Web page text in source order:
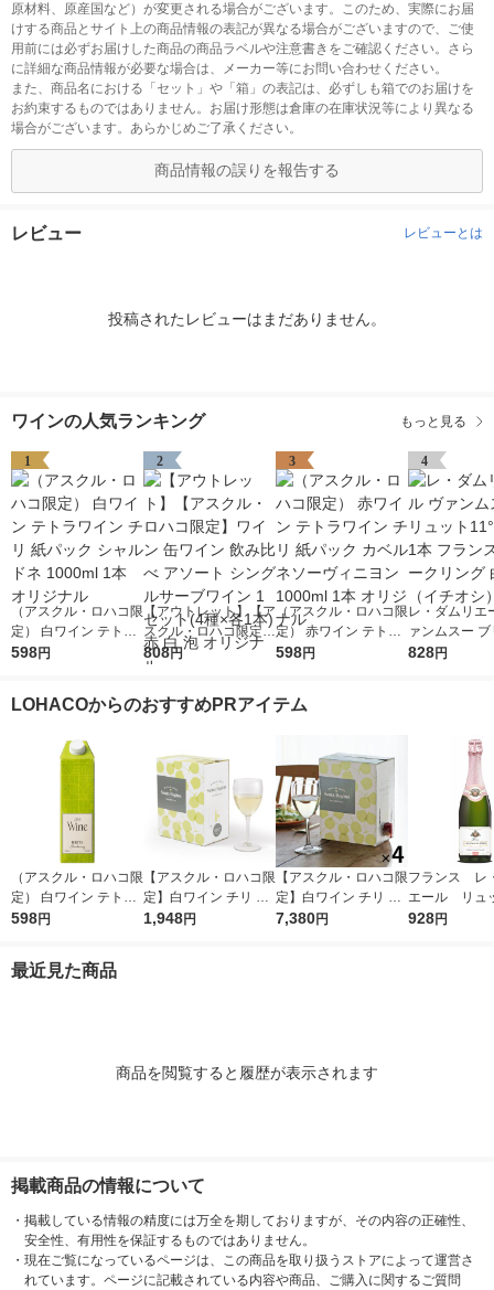
原材料、原産国など）が変更される場合がございます。このため、実際にお届
けする商品とサイト上の商品情報の表記が異なる場合がございますので、ご使
用前には必ずお届けした商品の商品ラベルや注意書きをご確認ください。さら
に詳細な商品情報が必要な場合は、メーカー等にお問い合わせください。
また、商品名における「セット」や「箱」の表記は、必ずしも箱でのお届けを
お約束するものではありません。お届け形態は倉庫の在庫状況等により異なる
場合がございます。あらかじめご了承ください。
商品情報の誤りを報告する
レビュー レビューとは
投稿されたレビューはまだありません。
ワインの人気ランキング もっと見る
1
（アスクル・ロハコ限
定） 白ワイン テトラ
ワイン チリ 紙パック
598円
2
【アウトレット】【ア
スクル・ロハコ限定】
ワイン 缶ワイン 飲み
ト(4種×各1本) 赤 白
808円
3
（アスクル・ロハコ限
定） 赤ワイン テトラ
ワイン チリ 紙パック
ナル
598円
4
レ・ダムリエ
ァンムスー
ト11°750ml 1
828円
LOHACOからのおすすめPRアイテム
（アスクル・ロハコ限
定） 白ワイン テトラ
ワイン チリ 紙パック
598円
【アスクル・ロハコ限
定】白ワイン チリ サ
ンタ レジーナ BIB シ
1,948円
【アスクル・ロハコ限
定】白ワイン チリ サ
ンタ レジーナ BIB シ
7,380円
フランス レ
エール リュ
スパークリン
928円
最近見た商品
商品を閲覧すると履歴が表示されます
掲載商品の情報について
・ 掲載している情報の精度には万全を期しておりますが、その内容の正確性、
安全性、有用性を保証するものではありません。
・ 現在ご覧になっているページは、この商品を取り扱うストアによって運営さ
れています。ページに記載されている内容や商品、ご購入に関するご質問